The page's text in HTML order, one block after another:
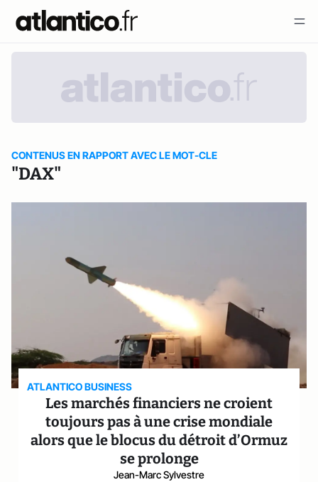
CONTENUS EN RAPPORT AVEC LE MOT-CLE
"DAX"
ATLANTICO BUSINESS
Les marchés financiers ne croient
toujours pas à une crise mondiale
alors que le blocus du détroit d’Ormuz
se prolonge
Jean-Marc Sylvestre